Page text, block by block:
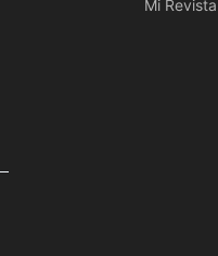
Mi Revista